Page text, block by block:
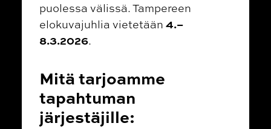
puolessa välissä. Tampereen
elokuvajuhlia vietetään 4.–
8.3.2026.
Mitä tarjoamme
tapahtuman
järjestäjille: